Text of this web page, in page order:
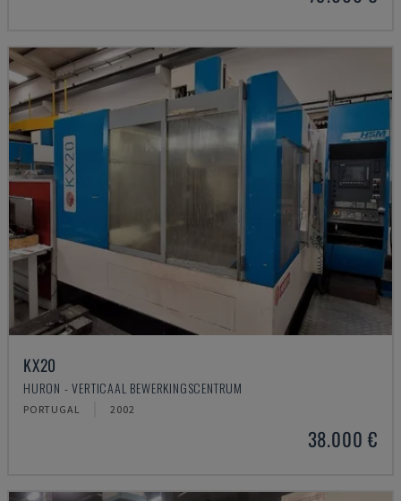
KX20
HURON - VERTICAAL BEWERKINGSCENTRUM
PORTUGAL 2002
38.000 €